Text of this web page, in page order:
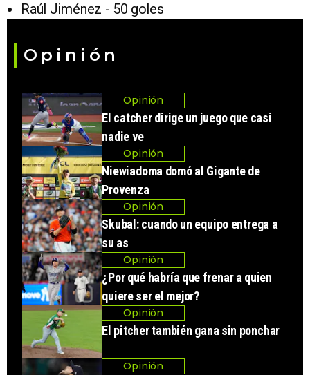
Raúl Jiménez - 50 goles
Opinión
Opinión
El catcher dirige un juego que casi
nadie ve
Opinión
Niewiadoma domó al Gigante de
Provenza
Opinión
Skubal: cuando un equipo entrega a
su as
Opinión
¿Por qué habría que frenar a quien
quiere ser el mejor?
Opinión
El pitcher también gana sin ponchar
Opinión